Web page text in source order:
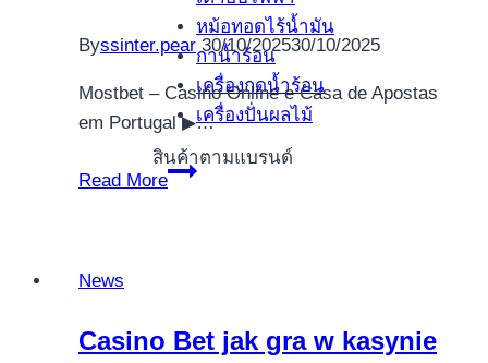
หม้อทอดไร้น้ำมัน
กาน้ำร้อน
เครื่องกดน้ำร้อน
เครื่องปั่นผลไม้
สินค้าตามแบรนด์
демо
игра
Byssinter.pear 30/10/202530/10/2025
Mostbet – Casino Online e Casa de Apostas
em Portugal ▶…
Read More
Mostbet
Apostas
News
Casino Bet jak gra w kasynie